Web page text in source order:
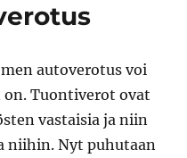
autoverotus voi
Tuontiverot ovat
vastaisia ja niin
niihin. Nyt puhutaan